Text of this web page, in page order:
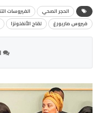
الحجر الصحي الفيروسات
فيروس ماربورغ
لقاح الأنفلونزا